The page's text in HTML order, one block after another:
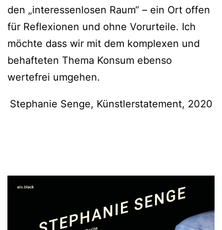
den „interessenlosen Raum“ – ein Ort offen
für Reflexionen und ohne Vorurteile. Ich
möchte dass wir mit dem komplexen und
behafteten Thema Konsum ebenso
wertefrei umgehen.
Stephanie Senge, Künstlerstatement, 2020